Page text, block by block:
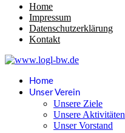
Home
Impressum
Datenschutzerklärung
Kontakt
Home
Unser Verein
Unsere Ziele
Unsere Aktivitäten
Unser Vorstand